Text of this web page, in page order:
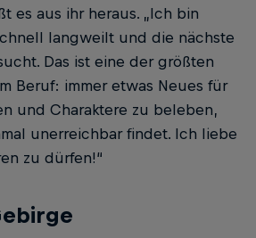
es aus ihr heraus. „Ich bin
langweilt und die nächste
Das ist eine der größten
Beruf: immer etwas Neues für
und Charaktere zu beleben,
unerreichbar findet. Ich liebe
zu dürfen!“